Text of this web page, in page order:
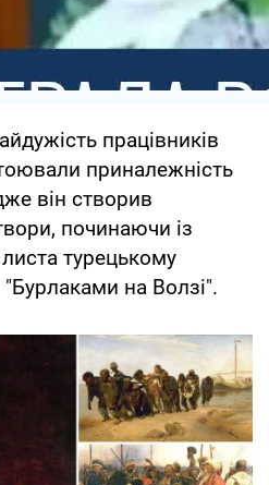
працівників
приналежність
він створив
починаючи із
турецькому
на Волзі".